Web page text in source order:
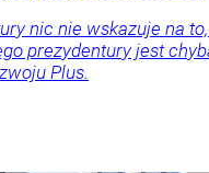
nic nie wskazuje na
prezydentury jest
Plus.